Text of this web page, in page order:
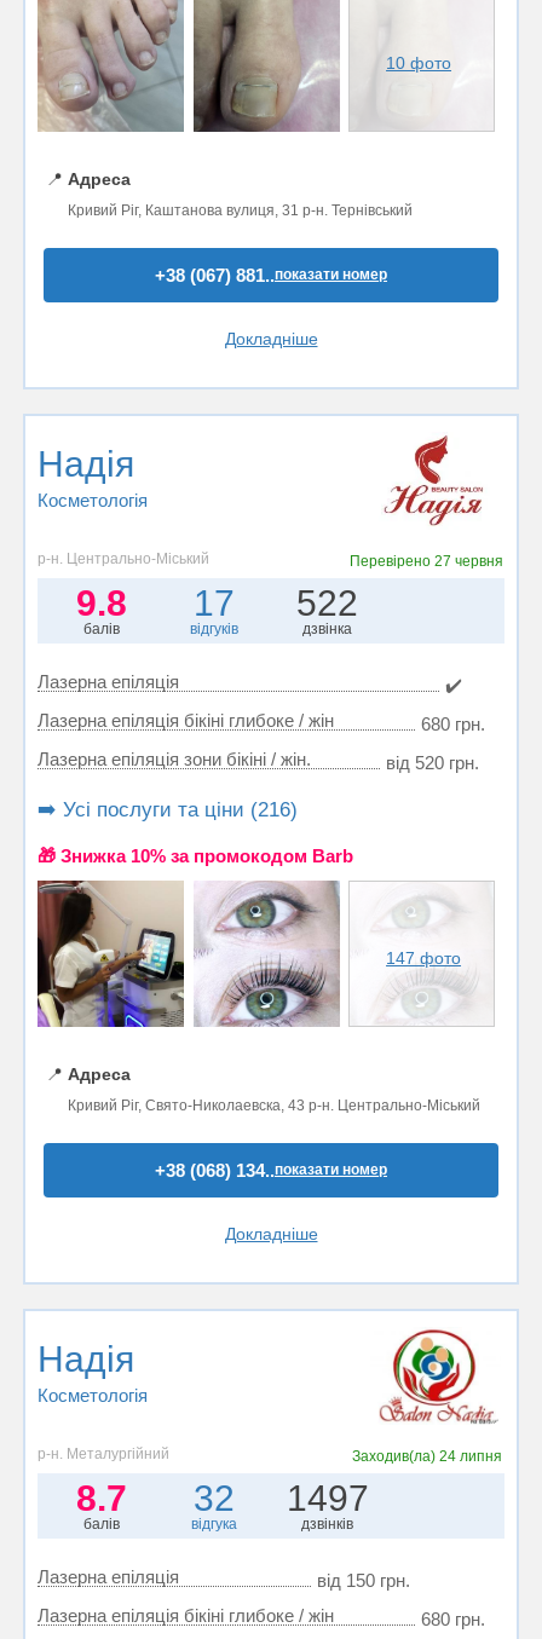
10 фото
📍 Адреса
Кривий Ріг, Каштанова вулиця, 31 р-н. Тернівський
+38 (067) 881..показати номер
Докладніше
Надія
Косметологія
р-н. Центрально-Міський Перевірено27 червня
9.8
балів
17
відгуків
522
дзвінка
Лазерна епіляція
✔️
Лазерна епіляція бікіні глибоке / жін
680 грн.
Лазерна епіляція зони бікіні / жін.
від 520 грн.
➡️ Усі послуги та ціни (216)
🎁 Знижка 10% за промокодом Barb
147 фото
📍 Адреса
Кривий Ріг, Свято-Николаевска, 43 р-н. Центрально-Міський
+38 (068) 134..показати номер
Докладніше
Надія
Косметологія
р-н. Металургійний Заходив(ла) 24 липня
8.7
балів
32
відгука
1497
дзвінків
Лазерна епіляція
від 150 грн.
Лазерна епіляція бікіні глибоке / жін
680 грн.